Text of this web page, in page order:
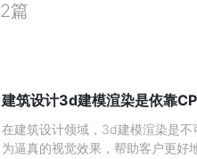
2篇
建筑设计3d建模渲染是依靠
在建筑设计领域，3d建模渲染是
为逼真的视觉效果，帮助客户更好